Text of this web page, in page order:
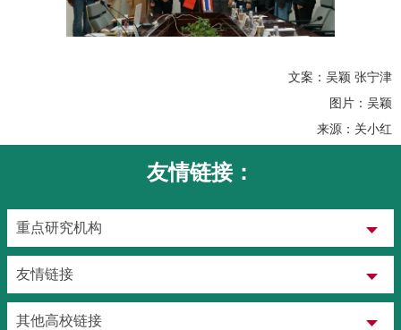
文案：吴颖 张宁津
图片：吴颖
来源：关小红
友情链接：
重点研究机构
友情链接
其他高校链接